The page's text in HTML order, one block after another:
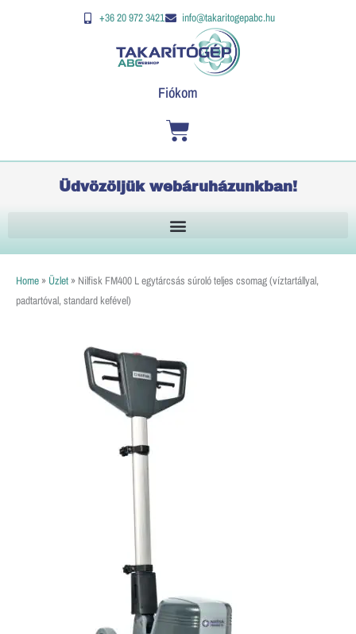
+36 20 972 3421 info@takaritogepabc.hu
Fiókom
Kosár
Üdvözöljük webáruházunkban!
Home » Üzlet » Nilfisk FM400 L egytárcsás súroló teljes csomag (víztartállyal,
padtartóval, standard kefével)